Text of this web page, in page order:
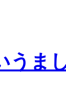
うま